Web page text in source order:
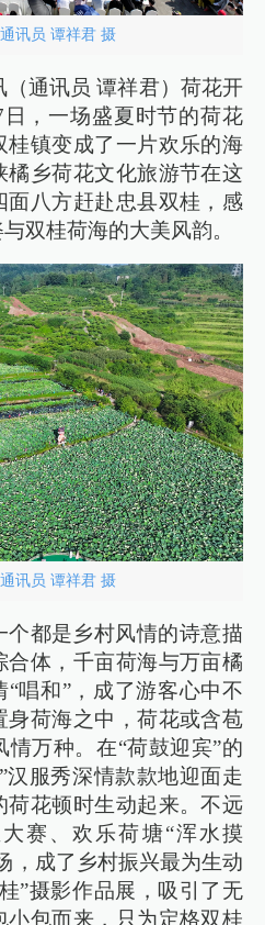
讯员 谭祥君 摄
（通讯员 谭祥君）荷花开
，一场盛夏时节的荷花
桂镇变成了一片欢乐的海
橘乡荷花文化旅游节在这
面八方赶赴忠县双桂，感
双桂荷海的大美风韵。
讯员 谭祥君 摄
个都是乡村风情的诗意描
体，千亩荷海与万亩橘
唱和”，成了游客心中不
身荷海之中，荷花或含苞
万种。在“荷鼓迎宾”的
汉服秀深情款款地迎面走
荷花顿时生动起来。不远
赛、欢乐荷塘“浑水摸
，成了乡村振兴最为生动
”摄影作品展，吸引了无
包而来，只为定格双桂